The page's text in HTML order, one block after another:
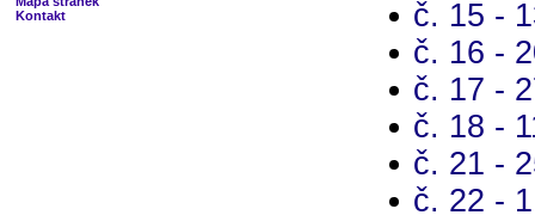
Kontakt
č. 15 -
č. 16 -
č. 17 -
č. 18 -
č. 21 -
č. 22 -